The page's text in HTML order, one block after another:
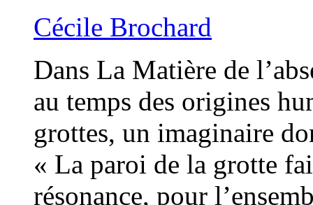
Cécile Brochard
Dans La Matière de
au temps des origines
grottes, un imaginaire
« La paroi de la grotte
résonance, pour